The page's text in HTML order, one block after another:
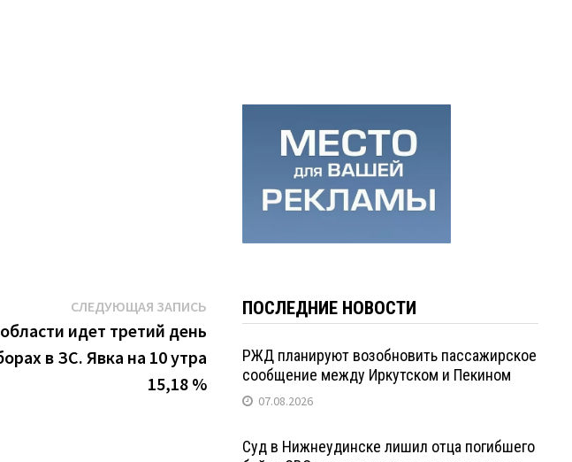
СЛЕДУЮЩАЯ ЗАПИСЬСледующая
запись:
идет третий день
в ЗС. Явка на 10 утра
15,18 %
ПОСЛЕДНИЕ НОВОСТИ
РЖД планируют возобновить пассажирское
сообщение между Иркутском и Пекином
07.08.2026
Суд в Нижнеудинске лишил отца погибшего